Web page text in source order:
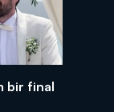
bir final